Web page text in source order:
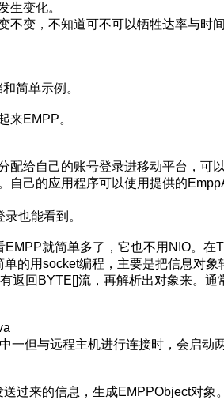
生变化。
变，不知道可不可以牺牲达率与时间
简单示例。
来EMPP。
配给自己的账号登录进移动平台，可
自己的应用程序可以使用提供的
也能看到。
就简单多了，它也不用NIO。在
的用socket编程，主要是把信息对象
返回BYTE[]流，再解析出对象来。通
一但与远程主机进行连接时，会启动
过来的信息，生成EMPPObject对象。